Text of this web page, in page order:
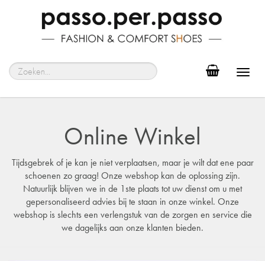
Online Winkel
Tijdsgebrek of je kan je niet verplaatsen, maar je wilt dat ene paar
schoenen zo graag! Onze webshop kan de oplossing zijn.
Natuurlijk blijven we in de 1ste plaats tot uw dienst om u met
gepersonaliseerd advies bij te staan in onze winkel. Onze
webshop is slechts een verlengstuk van de zorgen en service die
we dagelijks aan onze klanten bieden.